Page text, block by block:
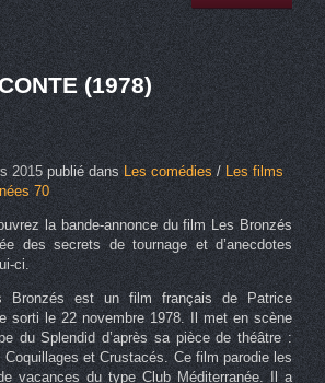
(1978)
2015publié dans Les comédies / Les films
70
la bande-annonce du film Les Bronzés
des secrets de tournage et d’anecdotes
ci.
Bronzés est un film français de Patrice
sorti le 22 novembre 1978. Il met en scène
du Splendid d’après sa pièce de théâtre :
Coquillages et Crustacés. Ce film parodie les
vacances du type Club Méditerranée. Il a